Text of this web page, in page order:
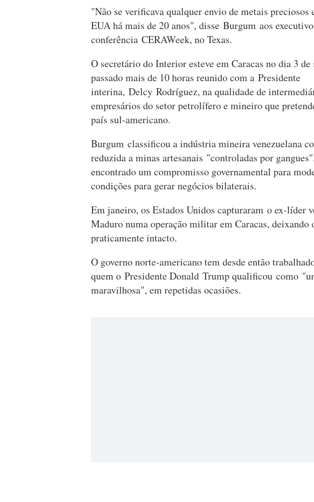
"Não se verificava qualquer envio de metais preciosos
EUA há mais de 20 anos", disse Burgum aos
conferência CERAWeek, no Texas.
O secretário do Interior esteve em Caracas no dia 3
passado mais de 10 horas reunido com a Presidente
interina, Delcy Rodríguez, na qualidade de
empresários do setor petrolífero e mineiro que
país sul-americano.
Burgum classificou a indústria mineira venezuelana
reduzida a minas artesanais "controladas por
encontrado um compromisso governamental para
condições para gerar negócios bilaterais.
Em janeiro, os Estados Unidos capturaram o ex-líder
Maduro numa operação militar em Caracas, deixando
praticamente intacto.
O governo norte-americano tem desde então
quem o Presidente Donald Trump qualificou como
maravilhosa", em repetidas ocasiões.